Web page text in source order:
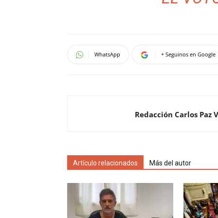
WhatsApp + Seguinos en Google
Redacción Carlos Paz
Artículo relacionados Más del autor